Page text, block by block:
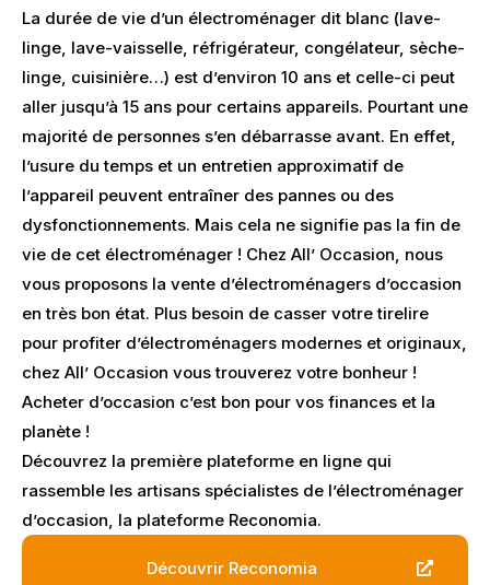
La durée de vie d’un électroménager dit blanc (lave-
linge, lave-vaisselle, réfrigérateur, congélateur, sèche-
linge, cuisinière…) est d’environ 10 ans et celle-ci peut
aller jusqu’à 15 ans pour certains appareils. Pourtant une
majorité de personnes s’en débarrasse avant. En effet,
l’usure du temps et un entretien approximatif de
l’appareil peuvent entraîner des pannes ou des
dysfonctionnements. Mais cela ne signifie pas la fin de
vie de cet électroménager ! Chez All’ Occasion, nous
vous proposons la vente d’électroménagers d’occasion
en très bon état. Plus besoin de casser votre tirelire
pour profiter d’électroménagers modernes et originaux,
chez All’ Occasion vous trouverez votre bonheur !
Acheter d’occasion c’est bon pour vos finances et la
planète !
Découvrez la première plateforme en ligne qui
rassemble les artisans spécialistes de l’électroménager
d’occasion, la plateforme Reconomia.
Découvrir Reconomia